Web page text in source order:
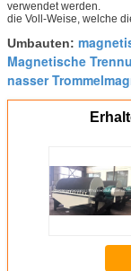
verwendet werden.
die Voll-Weise, welche
Umbauten:
Magnetische
nasser